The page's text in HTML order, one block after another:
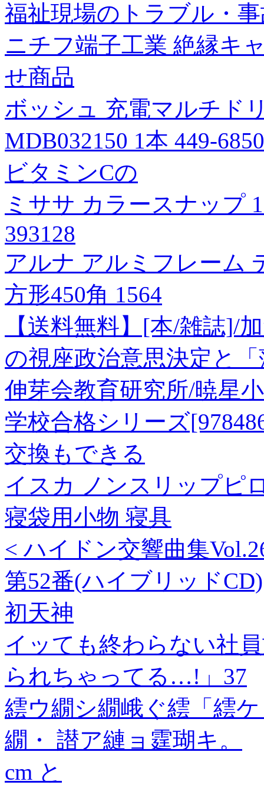
福祉現場のトラブル・
ニチフ端子工業 絶縁キ
せ商品
ボッシュ 充電マルチド
MDB032150 1本 449-
ビタミンCの
ミササ カラースナップ
393128
アルナ アルミフレーム
方形450角 1564
【送料無料】[本/雑誌]/
の視座政治意思決定と
伸芽会教育研究所/暁星
学校合格シリーズ
交換もできる
イスカ ノンスリップピ
寝袋用小物 寝具
< ハイドン交響曲集
第52番(ハイブリッドCD)
初天神
イッても終わらない社
られちゃってる…!」37
繧ウ繝シ繝峨ぐ繧「繧
繝・ 譛ア縺ョ霆瑚キ。
cm と